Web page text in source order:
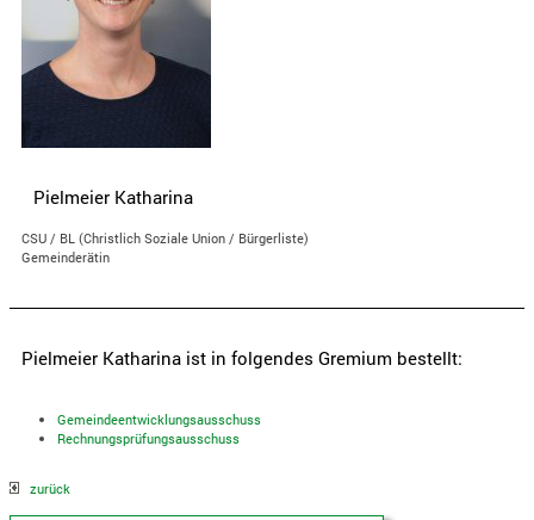
Pielmeier Katharina
CSU / BL (Christlich Soziale Union / Bürgerliste)
Gemeinderätin
Pielmeier Katharina ist in folgendes Gremium bestellt:
Gemeindeentwicklungsausschuss
Rechnungsprüfungsausschuss
zurück